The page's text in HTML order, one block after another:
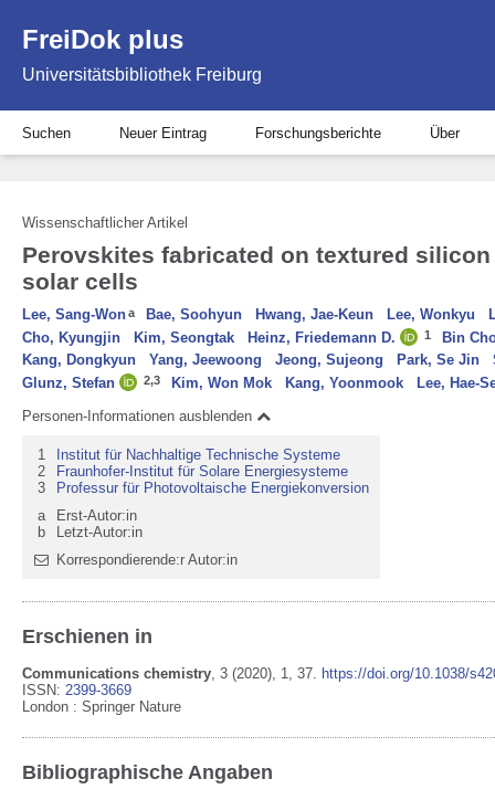
FreiDok plus
Universitätsbibliothek Freiburg
Suchen Neuer Eintrag Forschungsberichte Über
Wissenschaftlicher Artikel
Perovskites fabricated on textured
solar cells
Lee, Sang-Wona Bae, Soohyun Hwang, Jae-Keun Lee, Wonkyu
Cho, Kyungjin
Kim, Seongtak Heinz, Friedemann D. 1
Bin
Kang, Dongkyun
Yang, Jeewoong Jeong, Sujeong Park, Se Jin
Glunz, Stefan
2,3 Kim, Won Mok Kang, Yoonmook Lee, Hae-
Personen-Informationen ausblenden
1
Institut für Nachhaltige Technische Systeme
2
Fraunhofer-Institut für Solare Energiesysteme
3
Professur für Photovoltaische Energiekonversion
a
Erst-Autor:in
b
Letzt-Autor:in
Korrespondierende:r Autor:in
Erschienen in
Communications chemistry, 3 (2020), 1, 37. https://doi.org/10.1038/
ISSN: 2399-3669
London : Springer Nature
Bibliographische Angaben